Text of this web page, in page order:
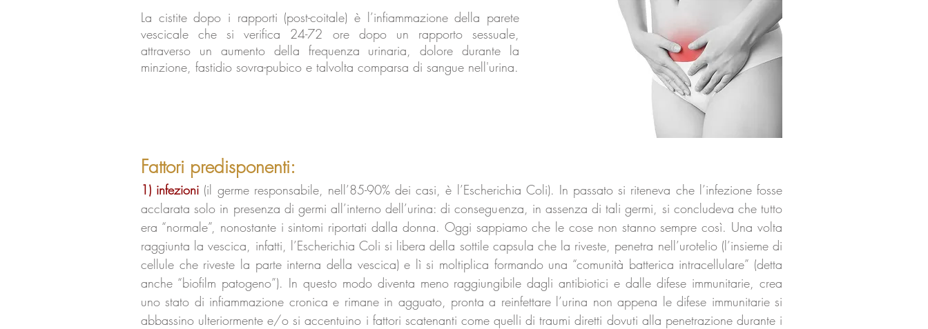
La cistite dopo i rapporti (post-coitale) è l’infiammazione della parete
vescicale che si verifica 24-72 ore dopo un rapporto sessuale,
attraverso un aumento della frequenza urinaria, dolore durante la
minzione, fastidio sovra-pubico e talvolta comparsa di sangue nell'urina.
Fattori predisponenti:
1) infezioni (il germe responsabile, nell’85-90% dei casi, è l’Escherichia Coli). In passato si riteneva che l’infezione fosse
acclarata solo in presenza di germi all’interno dell’urina: di conseguenza, in assenza di tali germi, si concludeva che tutto
era “normale”, nonostante i sintomi riportati dalla donna. Oggi sappiamo che le cose non stanno sempre così. Una volta
raggiunta la vescica, infatti, l’Escherichia Coli si libera della sottile capsula che la riveste, penetra nell’urotelio (l’insieme di
cellule che riveste la parte interna della vescica) e lì si moltiplica formando una “comunità batterica intracellulare” (detta
anche “biofilm patogeno”). In questo modo diventa meno raggiungibile dagli antibiotici e dalle difese immunitarie, crea
uno stato di infiammazione cronica e rimane in agguato, pronta a reinfettare l’urina non appena le difese immunitarie si
abbassino ulteriormente e/o si accentuino i fattori scatenanti come quelli di traumi diretti dovuti alla penetrazione durante i